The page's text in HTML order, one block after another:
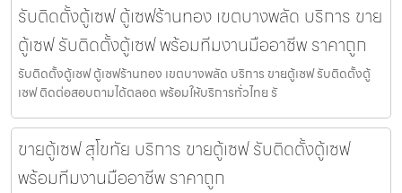
รับติดตั้งตู้เซฟ ตู้เซฟร้านทอง เขตบางพลัด บริการ ขาย
ตู้เซฟ รับติดตั้งตู้เซฟ พร้อมทีมงานมืออาชีพ ราคาถูก
รับติดตั้งตู้เซฟ ตู้เซฟร้านทอง เขตบางพลัด บริการ ขายตู้เซฟ รับติดตั้งตู้
เซฟ ติดต่อสอบถามได้ตลอด พร้อมให้บริการทั่วไทย รั
ขายตู้เซฟ สุโขทัย บริการ ขายตู้เซฟ รับติดตั้งตู้เซฟ
พร้อมทีมงานมืออาชีพ ราคาถูก